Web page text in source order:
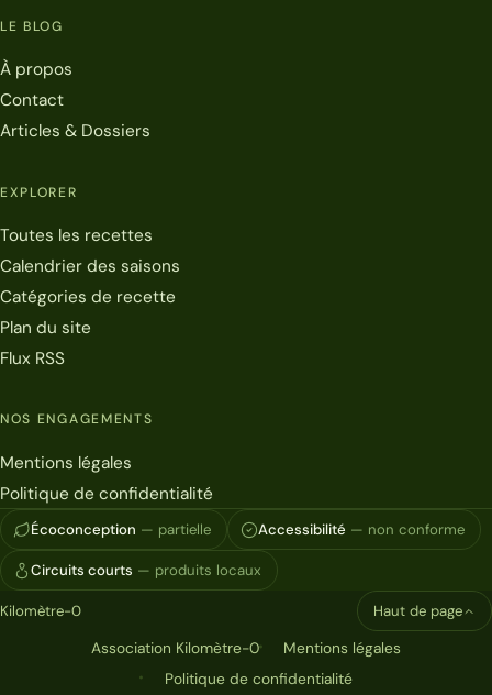
LE BLOG
À propos
Contact
Articles & Dossiers
EXPLORER
Toutes les recettes
Calendrier des saisons
Catégories de recette
Plan du site
Flux RSS
NOS ENGAGEMENTS
Mentions légales
Politique de confidentialité
Écoconception — partielle Accessibilité — non conforme
Circuits courts — produits locaux
Kilomètre-0
Association Kilomètre-0
Mentions légales
Politique de confidentialité
Haut de page